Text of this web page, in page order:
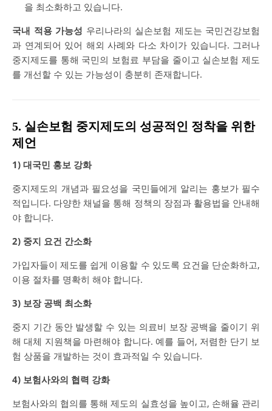
을 최소화하고 있습니다.
국내 적용 가능성 우리나라의 실손보험 제도는 국민건강보험
과 연계되어 있어 해외 사례와 다소 차이가 있습니다. 그러나
중지제도를 통해 국민의 보험료 부담을 줄이고 실손보험 제도
를 개선할 수 있는 가능성이 충분히 존재합니다.
5. 실손보험 중지제도의 성공적인 정착을 위한
제언
1) 대국민 홍보 강화
중지제도의 개념과 필요성을 국민들에게 알리는 홍보가 필수
적입니다. 다양한 채널을 통해 정책의 장점과 활용법을 안내해
야 합니다.
2) 중지 요건 간소화
가입자들이 제도를 쉽게 이용할 수 있도록 요건을 단순화하고,
이용 절차를 명확히 해야 합니다.
3) 보장 공백 최소화
중지 기간 동안 발생할 수 있는 의료비 보장 공백을 줄이기 위
해 대체 지원책을 마련해야 합니다. 예를 들어, 저렴한 단기 보
험 상품을 개발하는 것이 효과적일 수 있습니다.
4) 보험사와의 협력 강화
보험사와의 협의를 통해 제도의 실효성을 높이고, 손해율 관리